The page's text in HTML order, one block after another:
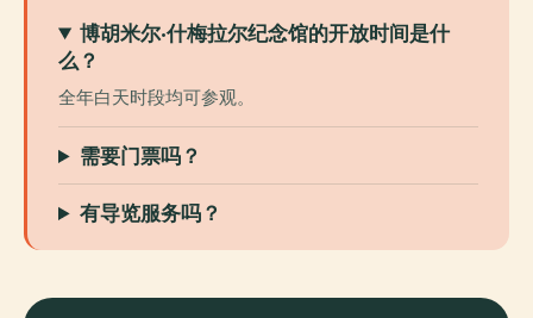
博胡米尔·什梅拉尔纪念馆的开放时间是什
么？
全年白天时段均可参观。
需要门票吗？
有导览服务吗？